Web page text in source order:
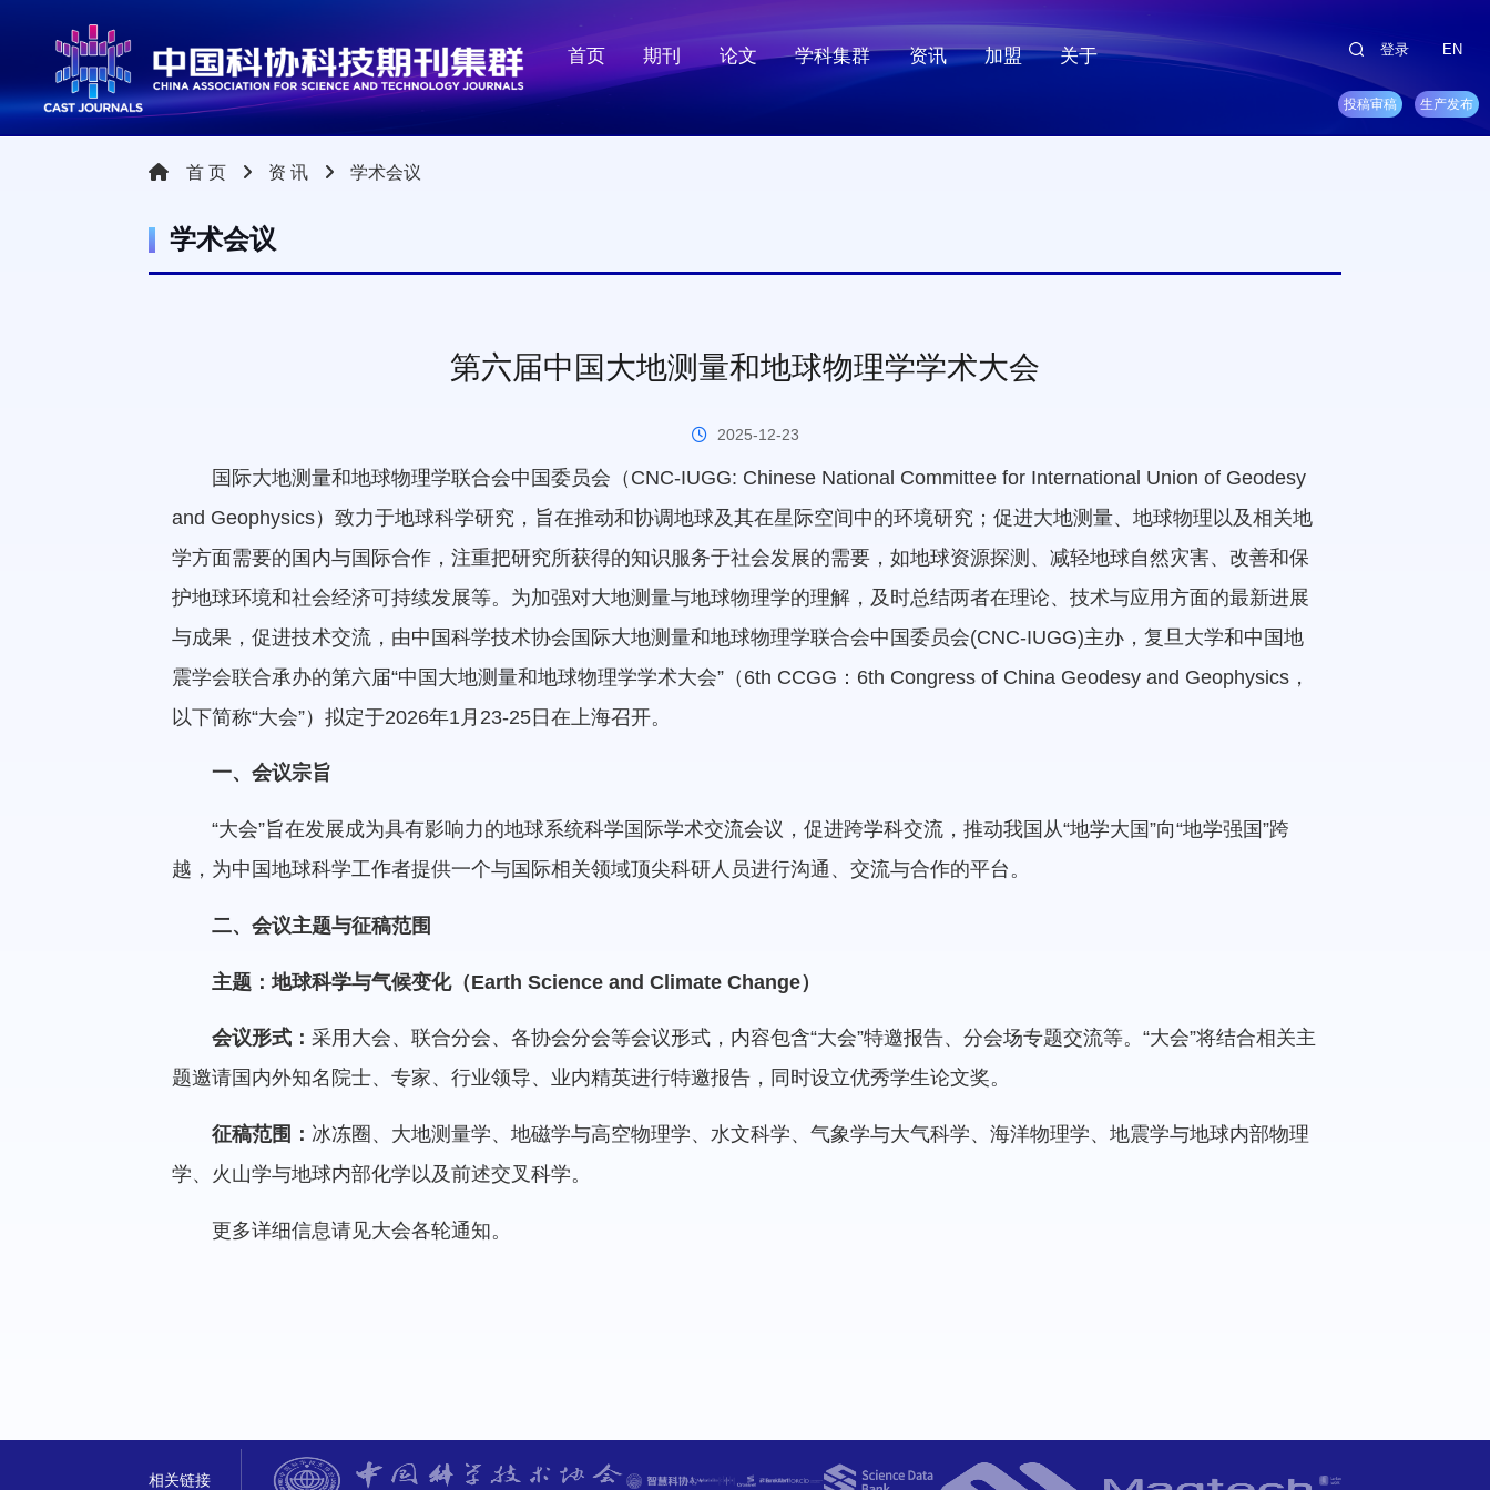
首页 期刊 论文 学科集群 资讯 加盟 关于
机器学习 深度学习 神经网络 自然语言处理 大数据
登录 EN
投稿审稿 生产发布
首 页 资 讯 学术会议
学术会议
第六届中国大地测量和地球物理学学术大会
2025-12-23
国际大地测量和地球物理学联合会中国委员会（CNC-IUGG: Chinese National Committee for International Union of Geodesy
and Geophysics）致力于地球科学研究，旨在推动和协调地球及其在星际空间中的环境研究；促进大地测量、地球物理以及相关地
学方面需要的国内与国际合作，注重把研究所获得的知识服务于社会发展的需要，如地球资源探测、减轻地球自然灾害、改善和保
护地球环境和社会经济可持续发展等。为加强对大地测量与地球物理学的理解，及时总结两者在理论、技术与应用方面的最新进展
与成果，促进技术交流，由中国科学技术协会国际大地测量和地球物理学联合会中国委员会(CNC-IUGG)主办，复旦大学和中国地
震学会联合承办的第六届“中国大地测量和地球物理学学术大会”（6th CCGG：6th Congress of China Geodesy and Geophysics，
以下简称“大会”）拟定于2026年1月23-25日在上海召开。
一、会议宗旨
“大会”旨在发展成为具有影响力的地球系统科学国际学术交流会议，促进跨学科交流，推动我国从“地学大国”向“地学强国”跨
越，为中国地球科学工作者提供一个与国际相关领域顶尖科研人员进行沟通、交流与合作的平台。
二、会议主题与征稿范围
主题：地球科学与气候变化（Earth Science and Climate Change）
会议形式：采用大会、联合分会、各协会分会等会议形式，内容包含“大会”特邀报告、分会场专题交流等。“大会”将结合相关主
题邀请国内外知名院士、专家、行业领导、业内精英进行特邀报告，同时设立优秀学生论文奖。
征稿范围： 冰冻圈、大地测量学、地磁学与高空物理学、水文科学、气象学与大气科学、海洋物理学、地震学与地球内部物理
学、火山学与地球内部化学以及前述交叉科学。
更多详细信息请见大会各轮通知。
相关链接